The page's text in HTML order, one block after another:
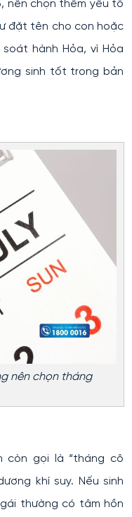
nên chọn thêm yếu tố
đặt tên cho con hoặc
hành Hỏa, vì Hỏa
sinh tốt trong bản
nên chọn tháng
còn gọi là “tháng cô
khí suy. Nếu sinh
thường có tâm hồn